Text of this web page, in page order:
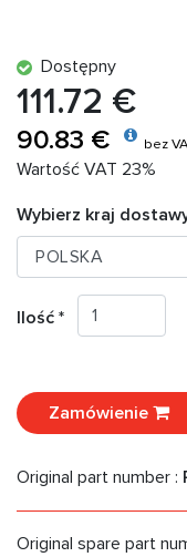
Dostępny
111.72 €
90.83 € bez
Wartość VAT 23%
Wybierz kraj
Ilość *
Zamówienie
Original part number :
Original spare part